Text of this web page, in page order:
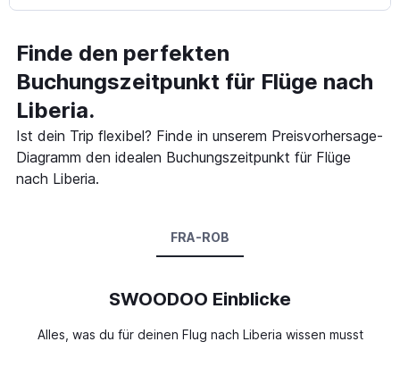
Finde den perfekten
Buchungszeitpunkt für Flüge nach
Liberia.
Ist dein Trip flexibel? Finde in unserem Preisvorhersage-
Diagramm den idealen Buchungszeitpunkt für Flüge
nach Liberia.
FRA-ROB
SWOODOO Einblicke
Alles, was du für deinen Flug nach Liberia wissen musst